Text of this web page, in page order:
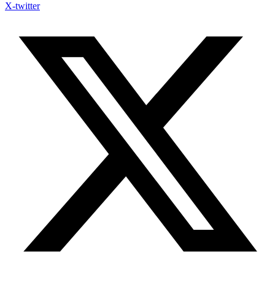
X-twitter